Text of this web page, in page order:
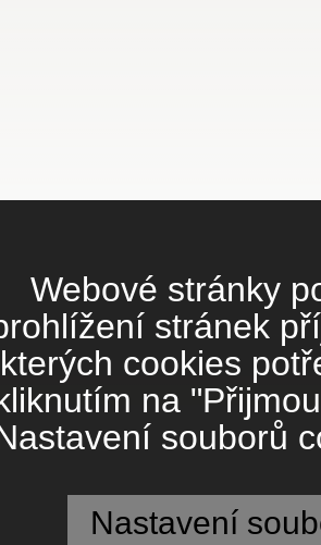
Webové stránky
stránek
cookies
na
souborů
Nastavení